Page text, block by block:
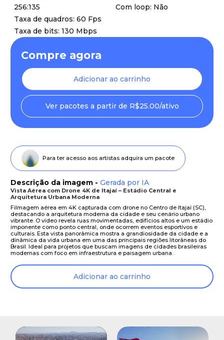
256:135
Taxa de quadros: 60 Fps
Taxa de bits: 130 Mbps
Com loop: Não
Compre agora
Adicionar ao carrinho
Ver pacotes a partir de R$25.00/ativo
Para ter acesso aos artistas adquira um pacote
Descrição da imagem - Gerada por IA
Vista Aérea com Drone 4K de Itajaí – Estádio Central e
Arquitetura Urbana Moderna
Filmagem aérea em 4K capturada com drone no Centro de Itajaí (SC),
destacando a arquitetura moderna da cidade e seu cenário urbano
vibrante. O vídeo revela ruas movimentadas, edifícios altos e um estádio
imponente como ponto central, onde ocorrem eventos esportivos e
culturais. Esta vista panorâmica mostra a grandiosidade da cidade e a
dinâmica da vida urbana em uma das principais regiões litorâneas do
Brasil. Ideal para projetos que buscam imagens de cidades brasileiras
modernas com foco em infraestrutura e paisagem urbana.
Adicionar ao carrinho